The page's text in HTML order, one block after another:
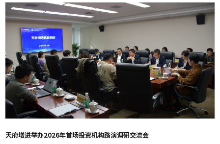
天府增进举办2026年首场投资机构路演调研交流会